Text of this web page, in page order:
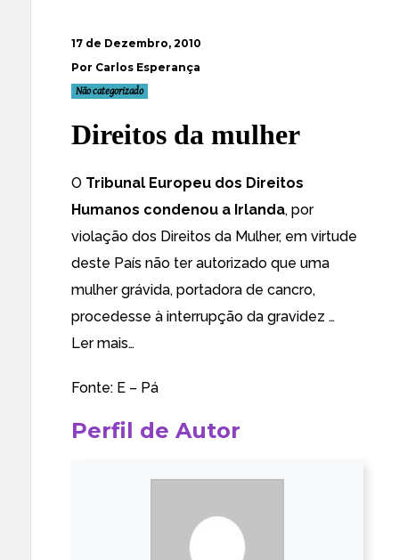
17 de Dezembro, 2010
Por Carlos Esperança
Não categorizado
Direitos da mulher
O Tribunal Europeu dos Direitos
Humanos condenou a Irlanda, por
violação dos Direitos da Mulher, em virtude
deste País não ter autorizado que uma
mulher grávida, portadora de cancro,
procedesse à interrupção da gravidez …
Ler mais…
Fonte: E – Pá
Perfil de Autor